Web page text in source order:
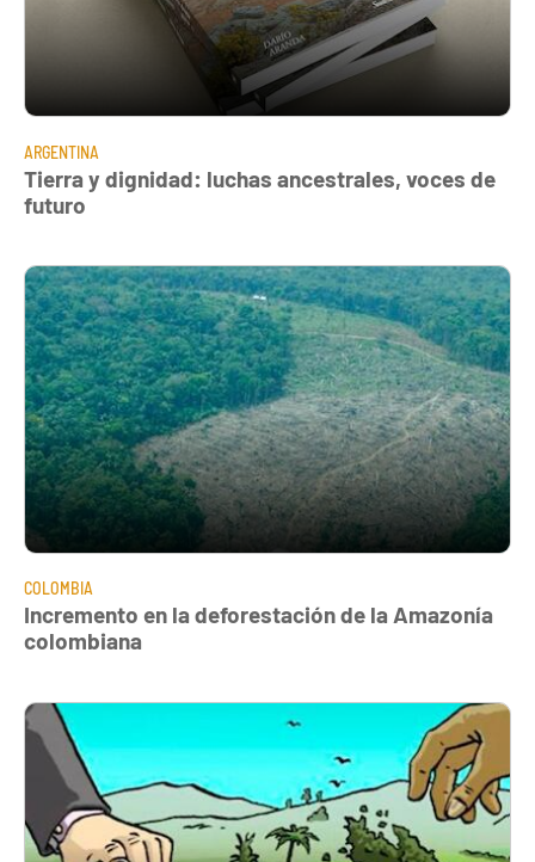
ARGENTINA
Tierra y dignidad: luchas ancestrales, voces de
futuro
COLOMBIA
Incremento en la deforestación de la Amazonía
colombiana